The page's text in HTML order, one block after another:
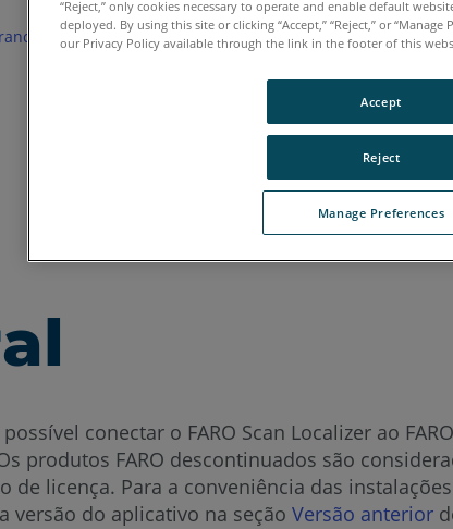
Inglês Italiano Japonês Português
conectar o FARO Scan Localizer ao
produtos FARO descontinuados são
de licença. Para a conveniência das
versão do aplicativo na seção Versão anterior
“Reject,” only cookies necessary to operate and enable default
deployed. By using this site or clicking “Accept,” “Reject,” or
our Privacy Policy available through the link in the footer of this
Manage Preferences
Reject
Accept